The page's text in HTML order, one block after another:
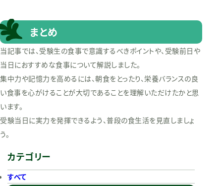
まとめ
当記事では、受験生の食事で意識するべきポイントや、受験前日や
当日におすすめな食事について解説しました。
集中力や記憶力を高めるには、朝食をとったり、栄養バランスの良
い食事を心がけることが大切であることを理解いただけたかと思
います。
受験当日に実力を発揮できるよう、普段の食生活を見直しましょ
う。
カテゴリー
すべて